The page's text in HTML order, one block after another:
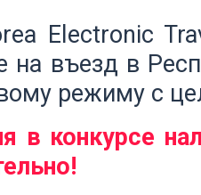
Electronic
на въезд в
режиму с
в конкурсе